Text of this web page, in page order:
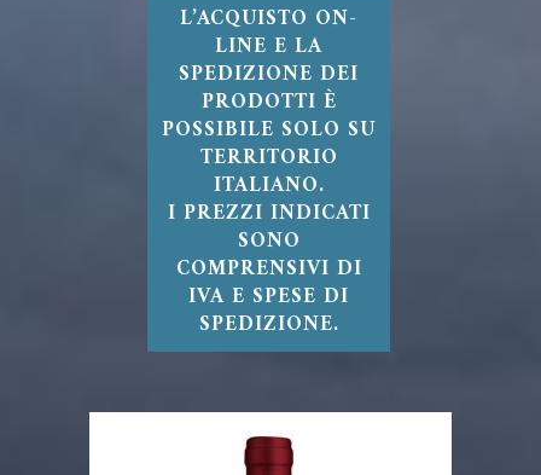
L’ACQUISTO ON-
LINE E LA
SPEDIZIONE DEI
PRODOTTI È
POSSIBILE SOLO SU
TERRITORIO
ITALIANO.
I PREZZI INDICATI
SONO
COMPRENSIVI DI
IVA E SPESE DI
SPEDIZIONE.